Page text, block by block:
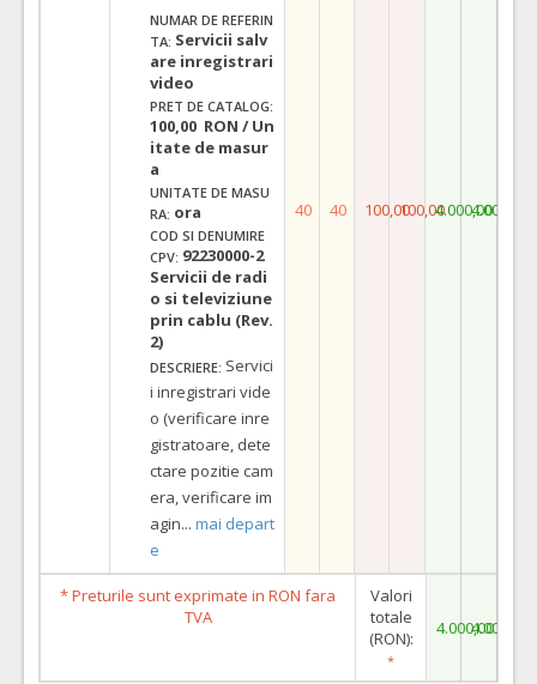
NUMAR DE REFERIN
TA: Servicii salv
are inregistrari
video
PRET DE CATALOG:
100,00 RON / Un
itate de masur
a
UNITATE DE MASU
RA: ora
COD SI DENUMIRE
CPV: 92230000-2
Servicii de radi
o si televiziune
prin cablu (Rev.
2)
DESCRIERE: Servici
i inregistrari vide
o (verificare inre
gistratoare, dete
ctare pozitie cam
era, verificare im
agin... mai depart
e
40 40 100,00100,004.000,004.000,00
* Preturile sunt exprimate in RON fara
TVA
Valori
totale
(RON):
*
4.000,004.000,00